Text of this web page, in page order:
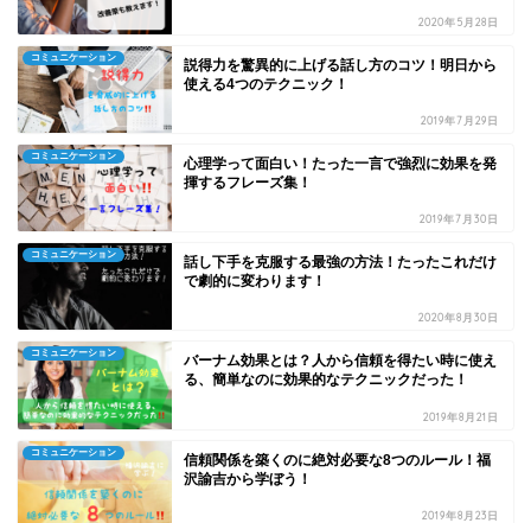
2020年5月28日
コミュニケーション
説得力を驚異的に上げる話し方のコツ！明日から
使える4つのテクニック！
2019年7月29日
コミュニケーション
心理学って面白い！たった一言で強烈に効果を発
揮するフレーズ集！
2019年7月30日
コミュニケーション
話し下手を克服する最強の方法！たったこれだけ
で劇的に変わります！
2020年8月30日
コミュニケーション
バーナム効果とは？人から信頼を得たい時に使え
る、簡単なのに効果的なテクニックだった！
2019年8月21日
コミュニケーション
信頼関係を築くのに絶対必要な8つのルール！福
沢諭吉から学ぼう！
2019年8月23日